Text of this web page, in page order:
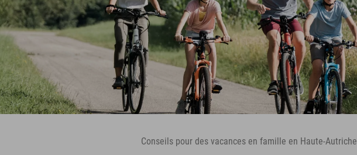
Conseils pour des vacances en famille en Haute-Autriche